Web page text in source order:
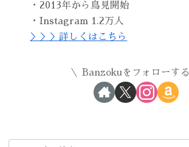
・2013年から鳥見開始
・Instagram 1.2万人
＞＞＞詳しくはこちら
Banzokuをフォローする